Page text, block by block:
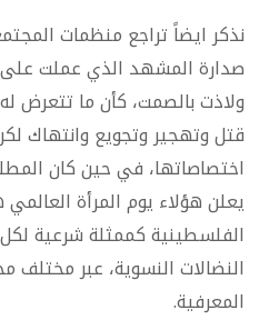
نذكر ايضاً تراجع منظمات
صدارة المشهد الذي عملت على
ولاذت بالصمت، كأن ما تتعرض
قتل وتهجير وتجويع وانتهاك
اختصاصاتها، في حين كان
يعلن هؤلاء يوم المرأة العالمي
الفلسطينية كممثلة شرعية
النضالات النسوية، عبر مختلف
المعرفية.